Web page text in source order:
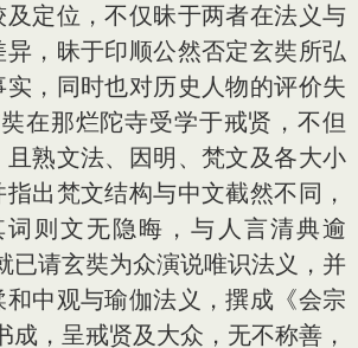
及定位，不仅昧于两者在法义与
，昧于印顺公然否定玄奘所弘
，同时也对历史人物的评价失
在那烂陀寺受学于戒贤，不但
熟文法、因明、梵文及各大小
出梵文结构与中文截然不同，
则文无隐晦，与人言清典逾
已请玄奘为众演说唯识法义，并
中观与瑜伽法义，撰成《会宗
成，呈戒贤及大众，无不称善，